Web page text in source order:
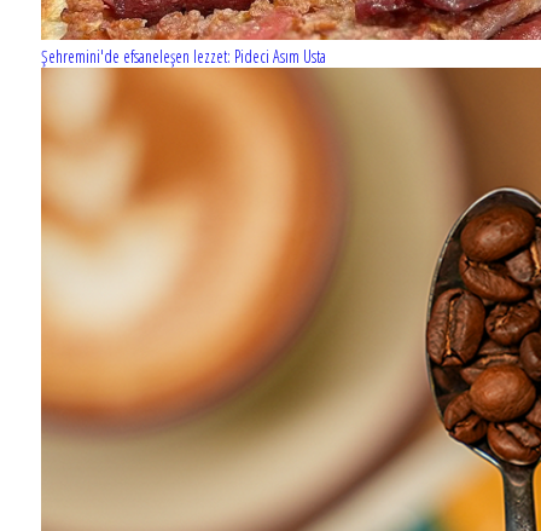
Şehremini'de efsaneleşen lezzet: Pideci Asım Usta